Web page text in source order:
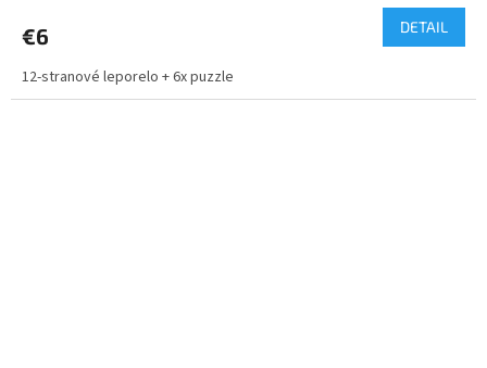
€6 DETAIL
12-stranové leporelo + 6x puzzle